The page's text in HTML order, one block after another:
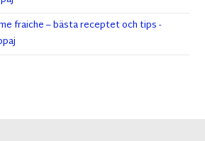
fraiche – bästa receptet och tips -